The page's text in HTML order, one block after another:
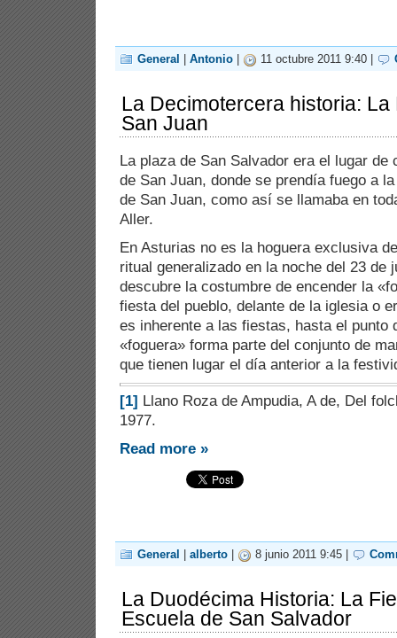
General Antonio 11 octubre 2011 9:40 |
La Decimotercera historia:
San Juan
La plaza de San Salvador era el lugar de
de San Juan, donde se prendía fuego a
de San Juan, como así se llamaba en
Aller.
En Asturias no es la hoguera exclusiva
ritual generalizado en la noche del 23 de
descubre la costumbre de encender la
fiesta del pueblo, delante de la iglesia o
es inherente a las fiestas, hasta el punto
«foguera» forma parte del conjunto de
que tienen lugar el día anterior a la
[1] Llano Roza de Ampudia, A de, Del
1977.
Read more »
General alberto 8 junio 2011 9:45 |
La Duodécima Historia: La
Escuela de San Salvador